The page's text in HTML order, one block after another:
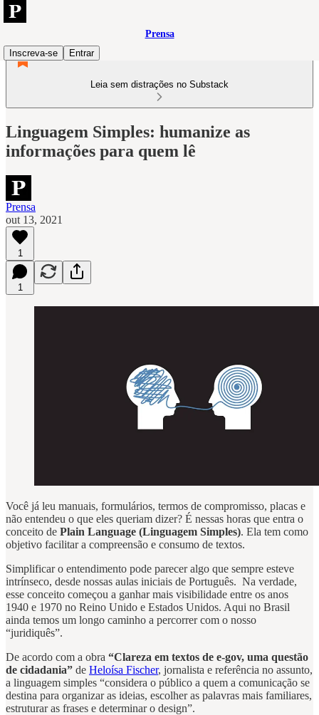
Prensa
Inscreva-se
Entrar
Leia sem distrações no Substack
Linguagem Simples: humanize as
informações para quem lê
Prensa
out 13, 2021
1
1
Você já leu manuais, formulários, termos de compromisso, placas e
não entendeu o que eles queriam dizer? É nessas horas que entra o
conceito de Plain Language (Linguagem Simples). Ela tem como
objetivo facilitar a compreensão e consumo de textos.
Simplificar o entendimento pode parecer algo que sempre esteve
intrínseco, desde nossas aulas iniciais de Português. Na verdade,
esse conceito começou a ganhar mais visibilidade entre os anos
1940 e 1970 no Reino Unido e Estados Unidos. Aqui no Brasil
ainda temos um longo caminho a percorrer com o nosso
“juridiquês”.
De acordo com a obra “Clareza em textos de e-gov, uma questão
de cidadania” de Heloísa Fischer, jornalista e referência no assunto,
a linguagem simples “considera o público a quem a comunicação se
destina para organizar as ideias, escolher as palavras mais familiares,
estruturar as frases e determinar o design”.